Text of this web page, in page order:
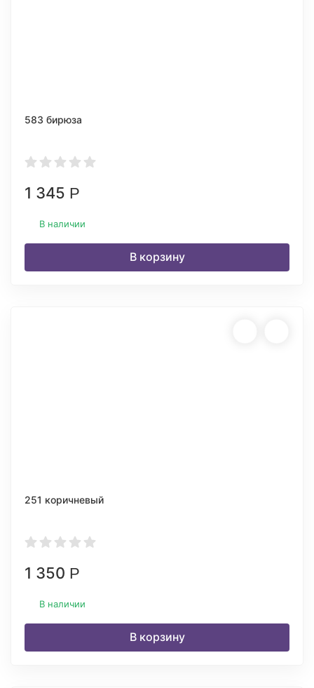
583 бирюза
1 345 Р
В наличии
В корзину
251 коричневый
1 350 Р
В наличии
В корзину